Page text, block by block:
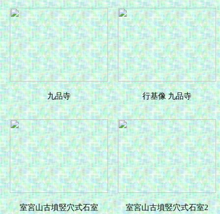
九品寺 行基像 九品寺
室宮山古墳竪穴式石室 室宮山古墳竪穴式石室2